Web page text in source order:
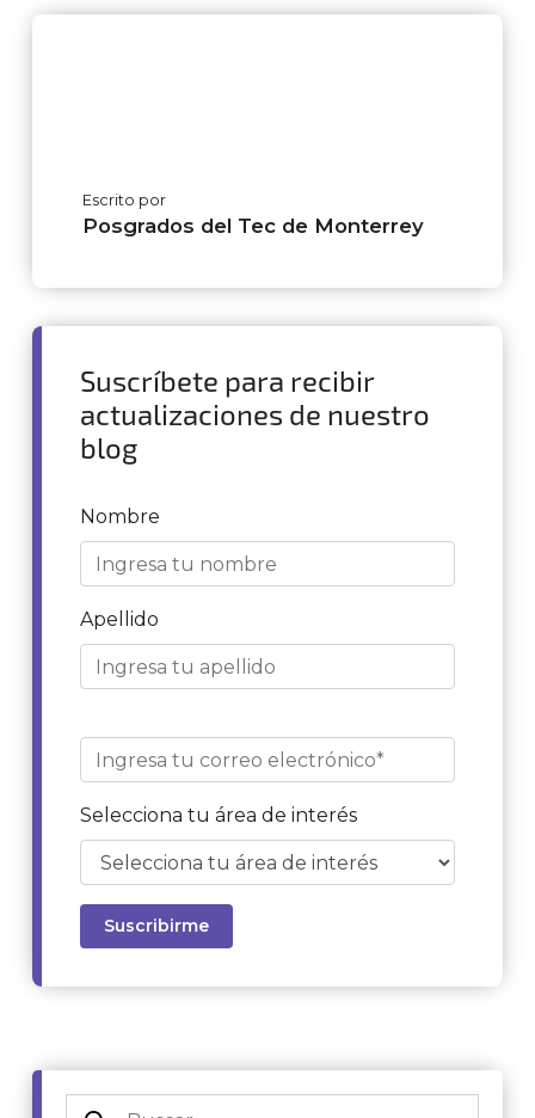
Escrito por
Posgrados del Tec de Monterrey
Suscríbete para recibir
actualizaciones de nuestro
blog
Nombre
Apellido
Selecciona tu área de interés